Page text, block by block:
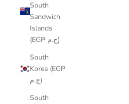
South
Sandwich
Islands
(EGP ج.م)
South
Korea (EGP
ج.م)
South